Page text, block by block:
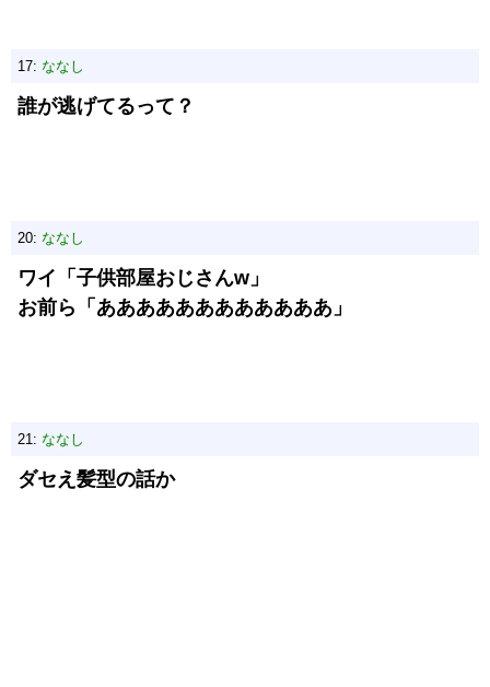
17: ななし
誰が逃げてるって？
20: ななし
ワイ「子供部屋おじさんw」
お前ら「ああああああああああああ」
21: ななし
ダセえ髪型の話か